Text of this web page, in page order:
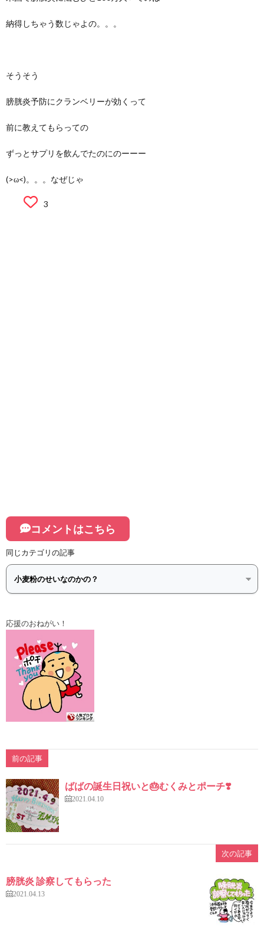
納得しちゃう数じゃよの。。。
そうそう
膀胱炎予防にクランベリーが効くって
前に教えてもらっての
ずっとサプリを飲んでたのにのーーー
(>ω<)。。。なぜじゃ
3
コメントはこちら
同じカテゴリの記事
応援のおねがい！
前の記事
ばばの誕生日祝いと🎂むくみとポーチ❣️
2021.04.10
次の記事
膀胱炎 診察してもらった
2021.04.13